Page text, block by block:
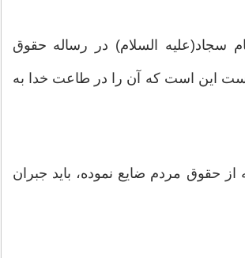
سجاد(علیه السلام) در رساله حقوق
این است که آن را در طاعت خدا به
از حقوق مردم ضایع نموده، باید جبران